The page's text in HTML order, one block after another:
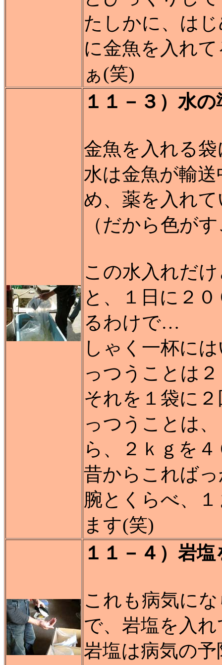
たしかに、は
に金魚を入れ
ぁ(笑)
１１－３）水の
金魚を入れる
水は金魚が輸
め、薬を入れ
（だから色が
この水入れだ
と、１日に２
るわけで…
しゃく一杯に
っつうことは
それを１袋に
っつうことは
ら、２ｋｇを
昔からこれば
腕とくらべ、
ます(笑)
１１－４）岩
これも病気に
で、岩塩を入
岩塩は病気の